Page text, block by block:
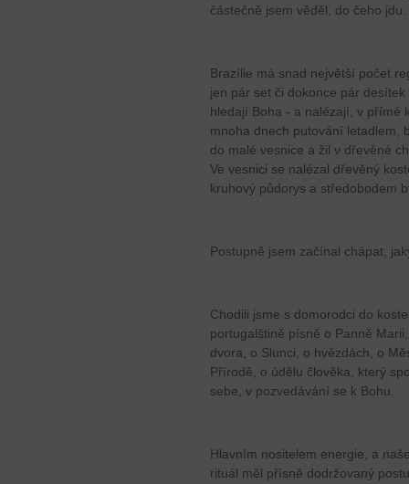
částečně jsem věděl, do čeho jdu.
Brazílie má snad největší počet
jen pár set či dokonce pár
hledají Boha - a nalézají, v přímé
mnoha dnech putování letadlem,
do malé vesnice a žil v dřevěné
Ve vesnici se nalézal dřevěný
kruhový půdorys a středobodem
Postupně jsem začínal chápat,
Chodili jsme s domorodci do
portugalštině písně o Panně
dvora, o Slunci, o hvězdách, o
Přírodě, o údělu člověka, který
sebe, v pozvedávání se k Bohu.
Hlavním nositelem energie, a
rituál měl přísně dodržovaný